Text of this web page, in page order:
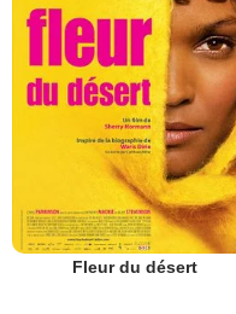
Fleur du désert